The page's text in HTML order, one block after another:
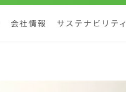
会社情報 サステナビリティ